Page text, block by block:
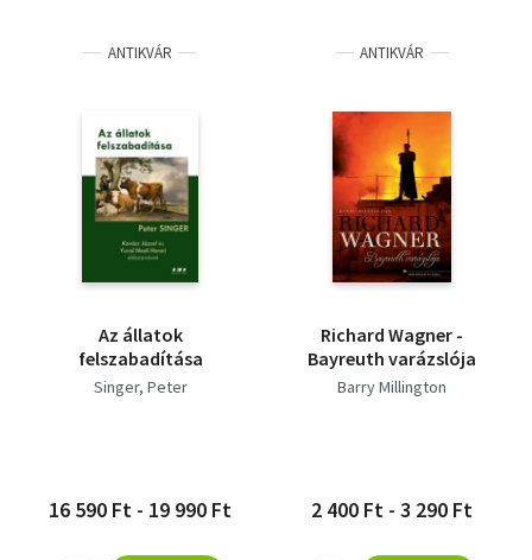
ANTIKVÁR
Az állatok
felszabadítása
Singer, Peter
16 590 Ft - 19 990 Ft
ANTIKVÁR
Richard Wagner -
Bayreuth varázslója
Barry Millington
2 400 Ft - 3 290 Ft